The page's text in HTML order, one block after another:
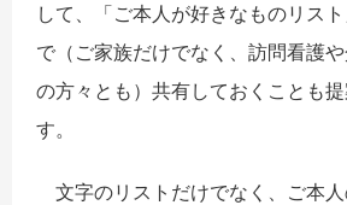
して、「ご本人が好きなものリス
で（ご家族だけでなく、訪問看護
の方々とも）共有しておくことも
す。
文字のリストだけでなく、ご本